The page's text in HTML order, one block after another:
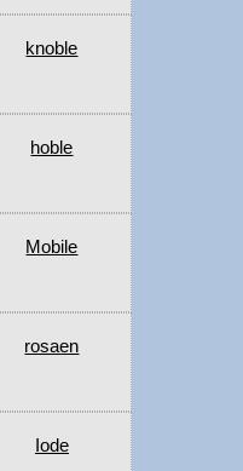
knoble
hoble
Mobile
rosaen
Iode